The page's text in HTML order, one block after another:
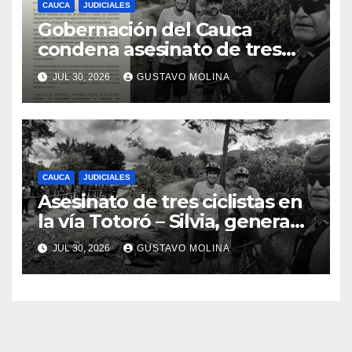
CAUCA JUDICIALES
Gobernación del Cauca
condena asesinato de tres
ciudadanos y exige medidas
urgentes al Gobierno
Nacional
JUL 30, 2026 GUSTAVO MOLINA
CAUCA JUDICIALES
Asesinato de tres ciclistas en
la vía Totoró – Silvia, genera
consternación en el Cauca
JUL 30, 2026 GUSTAVO MOLINA